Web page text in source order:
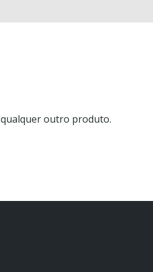
outro produto.